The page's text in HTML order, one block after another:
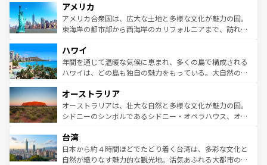
ンツ一覧を参照してほしい。
の建物がそのまま残る町や、スイスならではのユニークな
博物館もあり、アルプス観光だけでなく町歩きも満喫する
ことができる。国民の所得が高いため物価も高いが、旅行
ば市内交通費無料で観光を楽しむこともできる。 なお、新
着のスイス情報はコンテンツ一覧 を参照してほしい。
アメリカ
アメリカ合衆国は、広大な土地と多様な文化が魅力の国。
東海岸の都市部から西海岸のカリフォルニアまで、訪れる
のような巨大都市は、観光、ショッピング、エンターテイ
ンメントが詰まった刺激的なスポットだ。一方、アメリカ
西部には大自然が広がり、グランドキャニオンやイエロー
部のニューオーリンズでは、音楽と美食が融合した独特の
文化が魅力。旅行者はアメリカの各地域で異なる魅力を楽
しみながら、その多様性と豊かな歴史を感じることができ
ならではの贅沢な旅のスタイルだ。 なお、新着のアメリカ
情報はコンテンツ一覧を参照してほしい。
ハワイ
年間を通じて温暖な気候に恵まれ、多くの島で構成される
ハワイは、どの島も独自の魅力をもっている。大自然の神
ワイ島は見逃せない。また、定番の観光地といえばオアフ
島だが、静かな自然を求めるならマウイ島やカウアイ島が
おすすめ。エメラルドグリーンに輝く海をはじめ、豊かな
れるおもてなしの心で訪れる人々を迎えてくれるハワイの
人々、おいしいローカルフードやハワイアンミュージッ
ク、伝統的なフラダンスなど、すべてがハワイの魅力を彩
オーストラリア
オーストラリアは、壮大な自然と多様な文化が魅力の国。
シドニーのシンボルであるシドニー・オペラハウス、オー
リアリーフや大陸中央部にそびえるウルル（エアーズロッ
ク）、タスマニアの美しい原生林やケアンズの熱帯雨林な
ど、見どころがたくさん。また、カフェやワイン、オージ
台湾
日本から約４時間ほどでたどり着く台湾は、多彩な文化と
自然が織りなす魅力的な観光地。活気あふれる大都市の台